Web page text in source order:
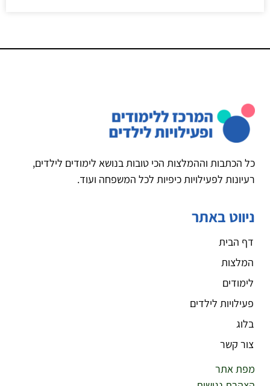
כל הכתבות וההמלצות הכי טובות בנושא לימודים לילדים,
רעיונות לפעילויות כיפיות לכל המשפחה ועוד.
ניווט באתר
דף הבית
המלצות
לימודים
פעילויות לילדים
בלוג
צור קשר
מפת אתר